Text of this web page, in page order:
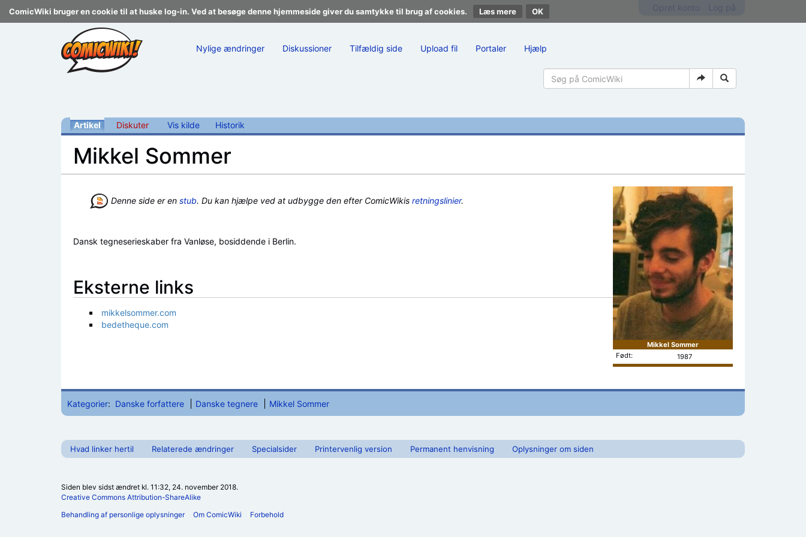
ComicWiki bruger en cookie til at huske log-in. Ved at besøge denne hjemmeside giver du samtykke til brug af cookies. Læs mere
Nylige ændringer Diskussioner Tilfældig side Upload fil Portaler Hjælp
Artikel Diskuter Vis kilde Historik
Mikkel Sommer
Mikkel Sommer
Født:
1987
Denne side er en stub. Du kan hjælpe ved at udbygge den efter ComicWikis retningslinier.
Dansk tegneserieskaber fra Vanløse, bosiddende i Berlin.
Eksterne links
mikkelsommer.com
bedetheque.com
Kategorier: Danske forfattere Danske tegnere Mikkel Sommer
Hvad linker hertil Relaterede ændringer Specialsider Printervenlig version Permanent henvisning Oplysninger om siden
Siden blev sidst ændret kl. 11:32, 24. november 2018.
Creative Commons Attribution-ShareAlike
Behandling af personlige oplysninger
Om ComicWiki Forbehold